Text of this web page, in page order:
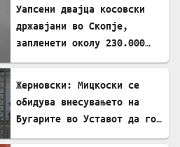
Уапсени двајца косовски
државјани во Скопје,
запленети околу 230.000
Жерновски: Мицкоски се
обидува внесувањето на
Бугарите во Уставот да го